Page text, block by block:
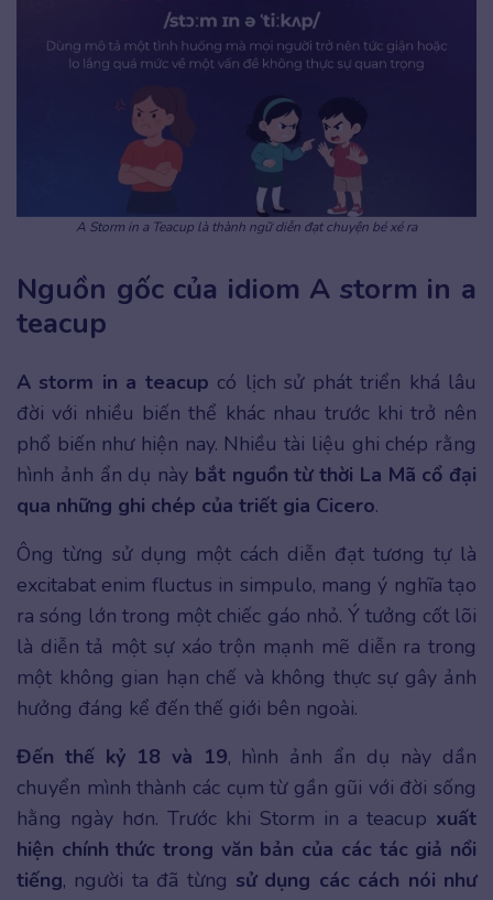
A Storm in a Teacup là thành ngữ diễn đạt chuyện bé xé ra
Nguồn gốc của idiom A storm in a
teacup
A storm in a teacup có lịch sử phát triển khá lâu
đời với nhiều biến thể khác nhau trước khi trở nên
phổ biến như hiện nay. Nhiều tài liệu ghi chép rằng
hình ảnh ẩn dụ này bắt nguồn từ thời La Mã cổ đại
qua những ghi chép của triết gia Cicero.
Ông từng sử dụng một cách diễn đạt tương tự là
excitabat enim fluctus in simpulo, mang ý nghĩa tạo
ra sóng lớn trong một chiếc gáo nhỏ. Ý tưởng cốt lõi
là diễn tả một sự xáo trộn mạnh mẽ diễn ra trong
một không gian hạn chế và không thực sự gây ảnh
hưởng đáng kể đến thế giới bên ngoài.
Đến thế kỷ 18 và 19, hình ảnh ẩn dụ này dần
chuyển mình thành các cụm từ gần gũi với đời sống
hằng ngày hơn. Trước khi Storm in a teacup xuất
hiện chính thức trong văn bản của các tác giả nổi
tiếng, người ta đã từng sử dụng các cách nói như